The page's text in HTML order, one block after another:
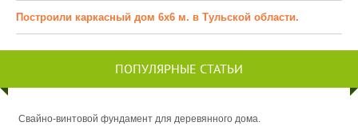
Построили каркасный дом 6х6 м. в Тульской области.
ПОПУЛЯРНЫЕ СТАТЬИ
Свайно-винтовой фундамент для деревянного дома.